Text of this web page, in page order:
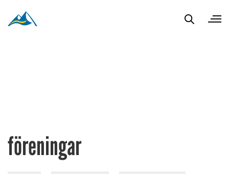
föreningar